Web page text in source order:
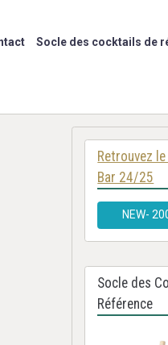
Socle des cocktails de
Retrouvez
Bar 24/25
NEW-
Socle des
Référence